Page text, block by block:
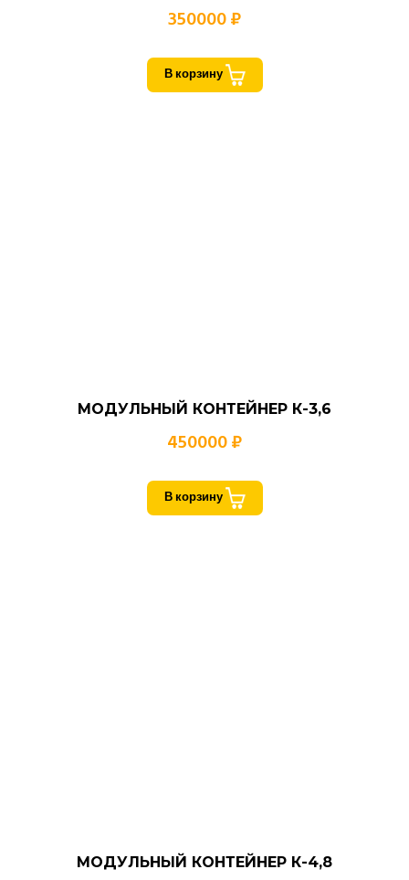
350000 ₽
В корзину
МОДУЛЬНЫЙ КОНТЕЙНЕР К-3,6
450000 ₽
В корзину
МОДУЛЬНЫЙ КОНТЕЙНЕР К-4,8